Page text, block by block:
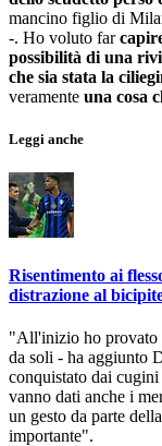
mancino figlio di
-. Ho voluto far
possibilità di una
che sia stata la
veramente una cosa
Leggi anche
Risentimento ai
distrazione al
"All'inizio ho provato
da soli - ha aggiunto
conquistato dai
vanno dati anche i
un gesto da parte
importante".